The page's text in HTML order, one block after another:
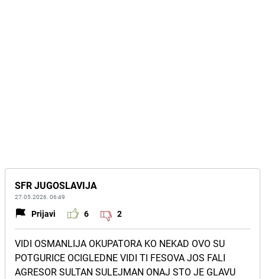
SFR JUGOSLAVIJA
27.05.2026. 06:49
Prijavi 6 2
VIDI OSMANLIJA OKUPATORA KO NEKAD OVO SU
POTGURICE OCIGLEDNE VIDI TI FESOVA JOS FALI
AGRESOR SULTAN SULEJMAN ONAJ STO JE GLAVU